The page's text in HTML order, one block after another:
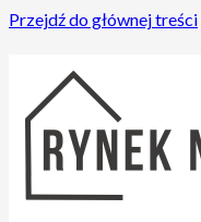
Przejdź do głównej treści